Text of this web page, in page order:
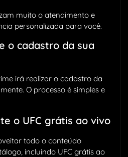
muito o atendimento e
personalizada para você.
o cadastro da sua
irá realizar o cadastro da
O processo é simples e
o UFC grátis ao vivo
todo o conteúdo
incluindo UFC grátis ao